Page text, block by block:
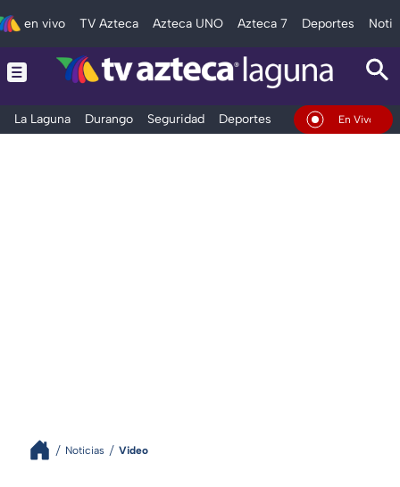
en vivo TV Azteca Azteca UNO Azteca 7 Deportes
La Laguna Durango Seguridad Deportes Entretenimiento
En Vivo
Noticias Video